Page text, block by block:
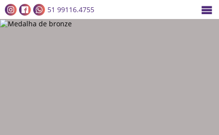
51 99116.4755